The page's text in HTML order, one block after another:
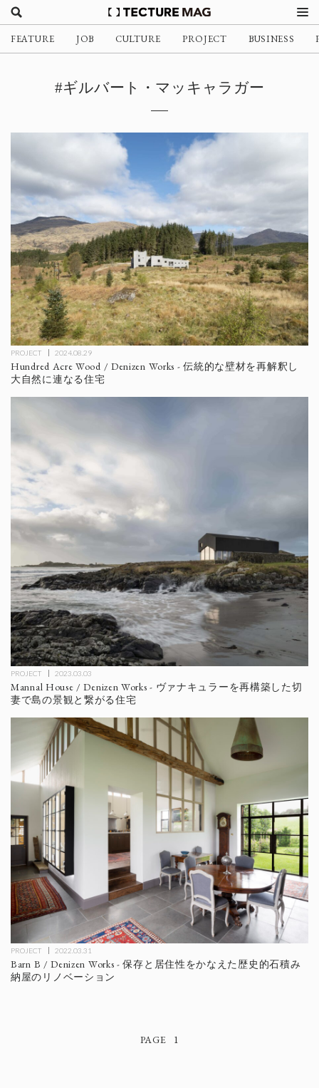
FEATURE JOB CULTURE PROJECT BUSINESS
#ギルバート・マッキャラガー
PROJECT 2024.08.29
Hundred Acre Wood / Denizen Works - 伝統的な壁材を再解釈し
大自然に連なる住宅
PROJECT 2023.03.03
Mannal House / Denizen Works - ヴァナキュラーを再構築した切
妻で島の景観と繋がる住宅
PROJECT 2022.03.31
Barn B / Denizen Works - 保存と居住性をかなえた歴史的石積み
納屋のリノベーション
1